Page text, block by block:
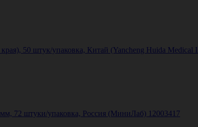
50 штук/упаковка, Китай (Yancheng Huida Medical
72 штуки/упаковка, Россия (МиниЛаб) 12003417